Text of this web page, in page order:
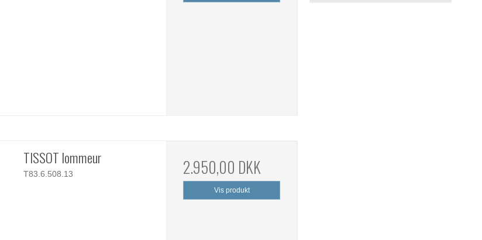
TISSOT lommeur
T83.6.508.13 2.950,00 DKK
Vis produkt